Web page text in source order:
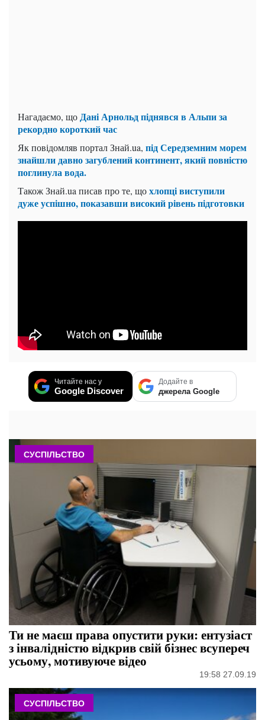
Нагадаємо, щоДані Арнольд піднявся в Альпи за
рекордно короткий час
Як повідомляв портал Знай.ua, під Середземним морем
знайшли давно загублений континент, який повністю
поглинула вода.
Також Знай.ua писав про те, щохлопці виступили
дуже успішно, показавши високий рівень підготовки
Читайте нас у
Google Discover
Додайте в
джерела Google
СУСПІЛЬСТВО
Ти не маєш права опустити руки: ентузіаст
з інвалідністю відкрив свій бізнес всупереч
усьому, мотивуюче відео
19:58 27.09.19
СУСПІЛЬСТВО